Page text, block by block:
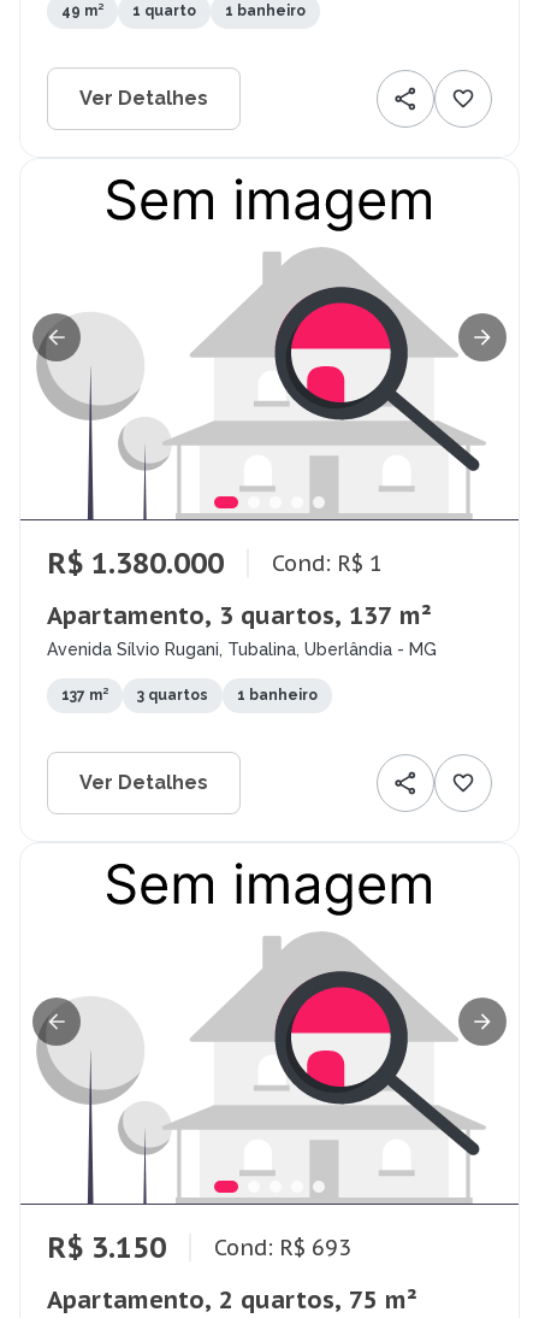
49 m² 1 quarto 1 banheiro
Ver Detalhes
R$ 1.380.000 Cond: R$ 1
Apartamento, 3 quartos, 137 m²
Avenida Sílvio Rugani, Tubalina, Uberlândia - MG
137 m² 3 quartos 1 banheiro
Ver Detalhes
R$ 3.150 Cond: R$ 693
Apartamento, 2 quartos, 75 m²